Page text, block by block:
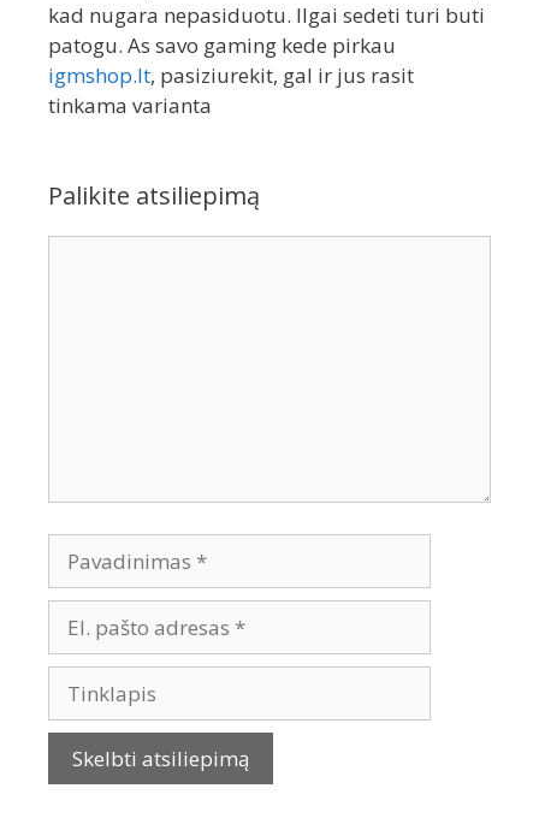
kad nugara nepasiduotu. Ilgai sedeti turi buti
patogu. As savo gaming kede pirkau
igmshop.lt, pasiziurekit, gal ir jus rasit
tinkama varianta
Palikite atsiliepimą